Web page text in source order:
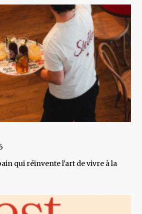
qui réinvente l'art de vivre à la